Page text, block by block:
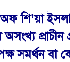
প্রাচীন
বা